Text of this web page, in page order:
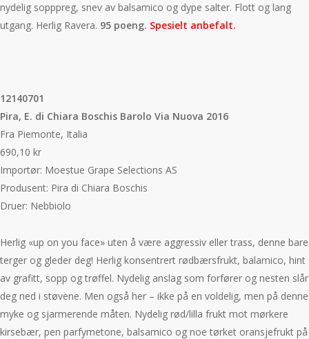
nydelig sopppreg, snev av balsamico og dype salter. Flott og lang
utgang. Herlig Ravera. 95 poeng. Spesielt anbefalt.
12140701
Pira, E. di Chiara Boschis Barolo Via Nuova 2016
Fra Piemonte, Italia
690,10 kr
Importør: Moestue Grape Selections AS
Produsent: Pira di Chiara Boschis
Druer: Nebbiolo
Herlig «up on you face» uten å være aggressiv eller trass, denne bare
terger og gleder deg! Herlig konsentrert rødbærsfrukt, balamico, hint
av grafitt, sopp og trøffel. Nydelig anslag som forfører og nesten slår
deg ned i støvene. Men også her – ikke på en voldelig, men på denne
myke og sjarmerende måten. Nydelig rød/lilla frukt mot mørkere
kirsebær, pen parfymetone, balsamico og noe tørket oransjefrukt på